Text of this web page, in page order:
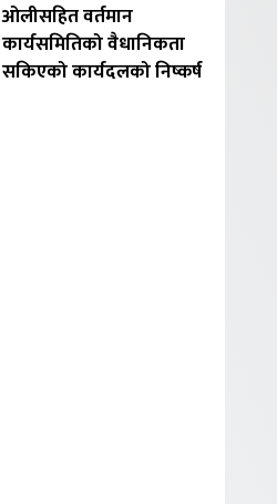
ओलीसहित वर्तमान
कार्यसमितिको वैधानिकता
सकिएको कार्यदलको निष्कर्ष